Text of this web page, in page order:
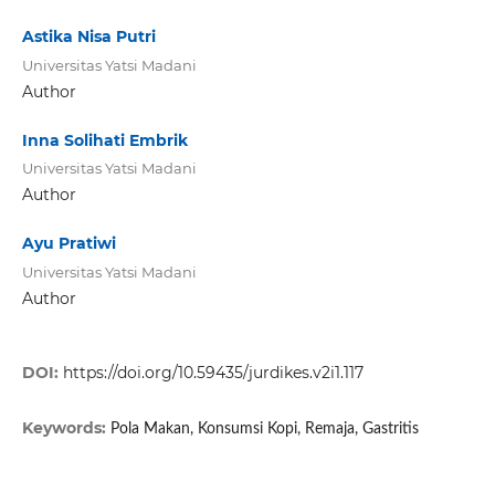
Astika Nisa Putri
Universitas Yatsi Madani
Author
Inna Solihati Embrik
Universitas Yatsi Madani
Author
Ayu Pratiwi
Universitas Yatsi Madani
Author
DOI: https://doi.org/10.59435/jurdikes.v2i1.117
Keywords: Pola Makan, Konsumsi Kopi, Remaja, Gastritis